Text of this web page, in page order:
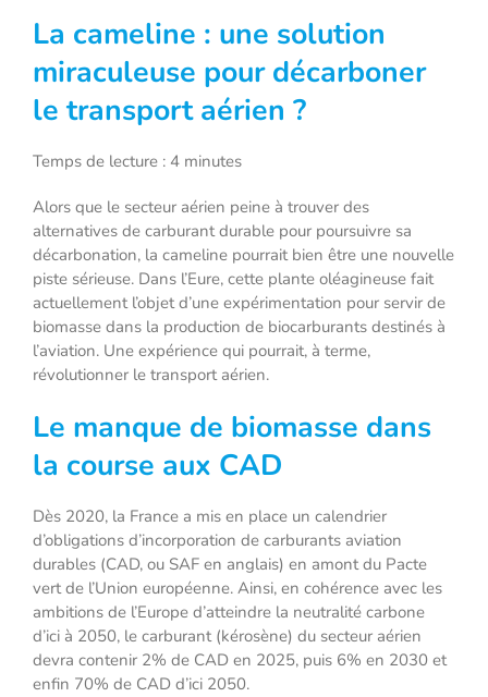
La cameline : une solution
miraculeuse pour décarboner
le transport aérien ?
Temps de lecture : 4 minutes
Alors que le secteur aérien peine à trouver des
alternatives de carburant durable pour poursuivre sa
décarbonation, la cameline pourrait bien être une nouvelle
piste sérieuse. Dans l’Eure, cette plante oléagineuse fait
actuellement l’objet d’une expérimentation pour servir de
biomasse dans la production de biocarburants destinés à
l’aviation. Une expérience qui pourrait, à terme,
révolutionner le transport aérien.
Le manque de biomasse dans
la course aux CAD
Dès 2020, la France a mis en place un calendrier
d’obligations d’incorporation de carburants aviation
durables (CAD, ou SAF en anglais) en amont du Pacte
vert de l’Union européenne. Ainsi, en cohérence avec les
ambitions de l’Europe d’atteindre la neutralité carbone
d’ici à 2050, le carburant (kérosène) du secteur aérien
devra contenir 2% de CAD en 2025, puis 6% en 2030 et
enfin 70% de CAD d’ici 2050.